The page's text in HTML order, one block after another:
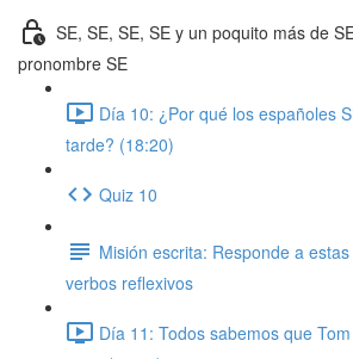
SE, SE, SE, SE y un poquito más de
pronombre SE
Día 10: ¿Por qué los españoles
tarde? (18:20)
Quiz 10
Misión escrita: Responde a
verbos reflexivos
Día 11: Todos sabemos que